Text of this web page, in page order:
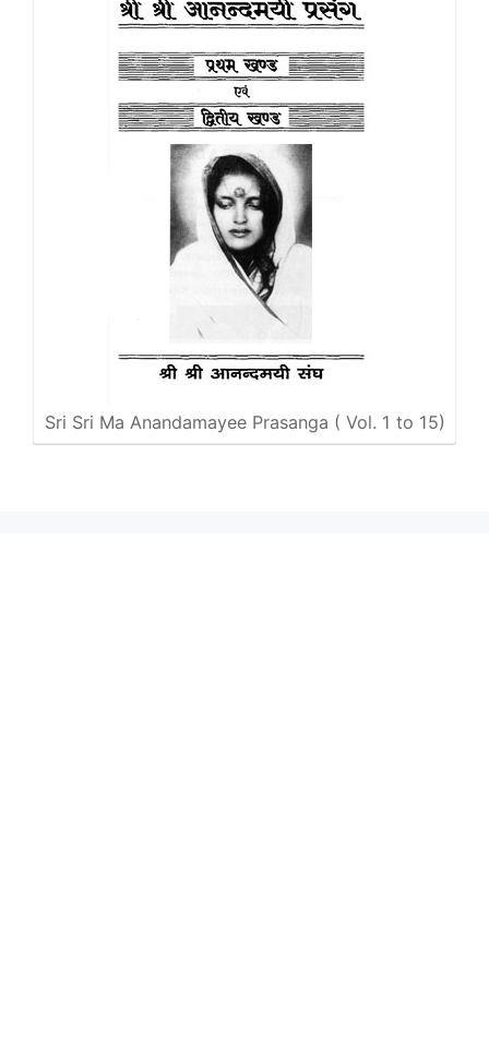
Sri Sri Ma Anandamayee Prasanga ( Vol. 1 to 15)